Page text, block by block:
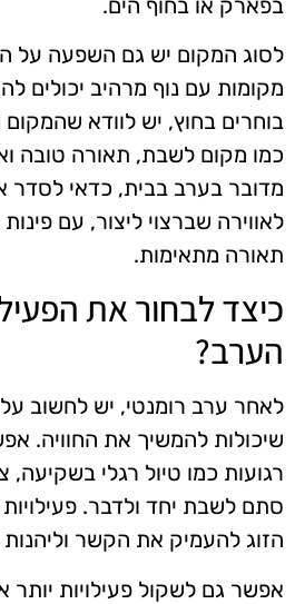
לסוג המקום יש גם השפעה על
מקומות עם נוף מרהיב יכולים
בוחרים בחוץ, יש לוודא
כמו מקום לשבת, תאורה טובה
מדובר בערב בבית, כדאי לסדר
לאווירה שברצוי ליצור, עם
תאורה מתאימות.
כיצד לבחור את
הערב?
לאחר ערב רומנטי, יש לחשוב על
שיכולות להמשיך את החוויה.
רגועות כמו טיול רגלי בשקיעה,
סתם לשבת יחד ולדבר.
הזוג להעמיק את הקשר
אפשר גם לשקול פעילויות יותר